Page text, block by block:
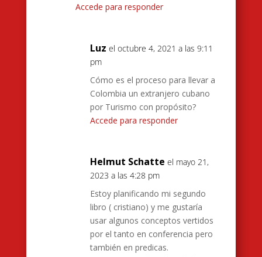
Accede para responder
Luz el octubre 4, 2021 a las 9:11
pm
Cómo es el proceso para llevar a
Colombia un extranjero cubano
por Turismo con propósito?
Accede para responder
Helmut Schatte el mayo 21,
2023 a las 4:28 pm
Estoy planificando mi segundo
libro ( cristiano) y me gustaría
usar algunos conceptos vertidos
por el tanto en conferencia pero
también en predicas.